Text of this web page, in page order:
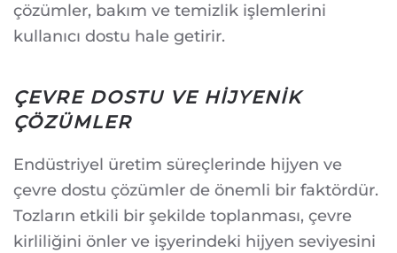
çözümler, bakım ve temizlik işlemlerini
kullanıcı dostu hale getirir.
ÇEVRE DOSTU VE HIJYENIK
ÇÖZÜMLER
Endüstriyel üretim süreçlerinde hijyen ve
çevre dostu çözümler de önemli bir faktördür.
Tozların etkili bir şekilde toplanması, çevre
kirliliğini önler ve işyerindeki hijyen seviyesini